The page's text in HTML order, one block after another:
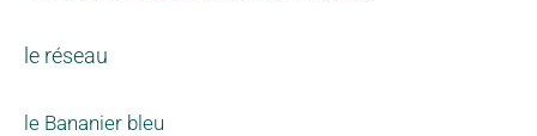
le réseau
le Bananier bleu